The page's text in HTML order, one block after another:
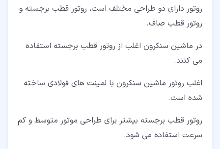
روتور دارای دو طراحی مختلف است، روتور قطب برجسته و
روتور قطب صاف.
در ماشین سنکرون اغلب از روتور قطب برجسته استفاده
می کنند.
اغلب روتور ماشین سنکرون با لمینت های فولادی ساخته
شده است.
روتور قطب برجسته بیشتر برای طراحی موتور متوسط ​​و کم
سرعت استفاده می شود.